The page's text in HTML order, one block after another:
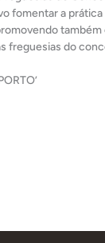
fomentar a prática
também
freguesias do